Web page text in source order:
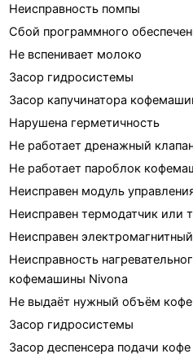
Неисправность помпы
Сбой программного
Не вспенивает молоко
Засор гидросистемы
Засор капучинатора
Нарушена герметичность
Не работает дренажный
Не работает пароблок
Неисправен модуль
Неисправен термодатчик или
Неисправен
Неисправность
кофемашины Nivona
Не выдаёт нужный объём кофе
Засор гидросистемы
Засор деспенсера подачи кофе